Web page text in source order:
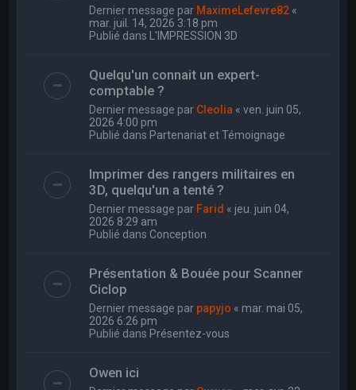
Dernier message par MaximeLefevre82 «
mar. juil. 14, 2026 3:18 pm
Publié dans L'IMPRESSION 3D
Quelqu'un connait un expert-
comptable ?
Dernier message par Cleolia «ven. juin 05,
2026 4:00 pm
Publié dans Partenariat et Témoignage
Imprimer des rangers militaires en
3D, quelqu'un a tenté ?
Dernier message par Farid « jeu. juin 04,
2026 8:29 am
Publié dans Conception
Présentation & Bouée pour Scanner
Ciclop
Dernier message par papyjo « mar. mai 05,
2026 6:26 pm
Publié dans Présentez-vous
Owen ici